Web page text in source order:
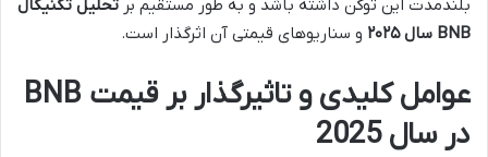
بلندمدت این توکن داشته باشد و به طور مستقیم بر تحلیل تکنیکال
BNB سال ۲۰۲۵
و سناریوهای قیمتی آن اثرگذار است.
عوامل کلیدی و تاثیرگذار بر قیمت BNB
در سال 2025